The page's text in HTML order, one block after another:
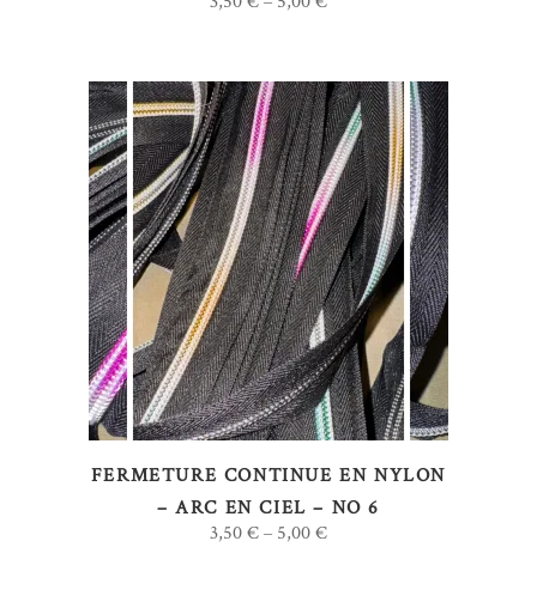
du
produit
CHOIX DES OPTIONS
Ce
produit
plusieurs
variations.
Les
options
peuvent
FERMETURE CONTINUE EN NYLON
– ARC EN CIEL – NO 6
3,50€ – 5,00€